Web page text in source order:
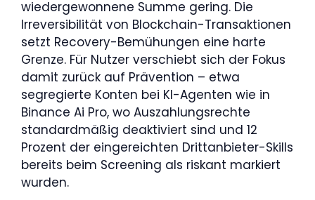
wiedergewonnene Summe gering. Die
Irreversibilität von Blockchain-Transaktionen
setzt Recovery-Bemühungen eine harte
Grenze. Für Nutzer verschiebt sich der Fokus
damit zurück auf Prävention – etwa
segregierte Konten bei KI-Agenten wie in
Binance Ai Pro, wo Auszahlungsrechte
standardmäßig deaktiviert sind und 12
Prozent der eingereichten Drittanbieter-Skills
bereits beim Screening als riskant markiert
wurden.